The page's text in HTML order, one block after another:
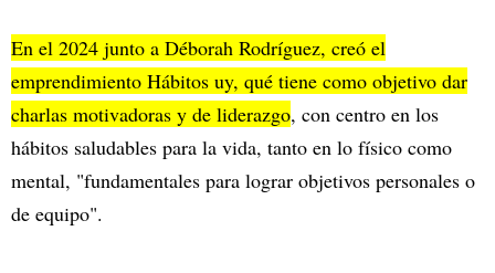
En el 2024 junto a Déborah Rodríguez, creó el
emprendimiento Hábitos uy, qué tiene como objetivo dar
charlas motivadoras y de liderazgo, con centro en los
hábitos saludables para la vida, tanto en lo físico como
mental, "fundamentales para lograr objetivos personales o
de equipo".